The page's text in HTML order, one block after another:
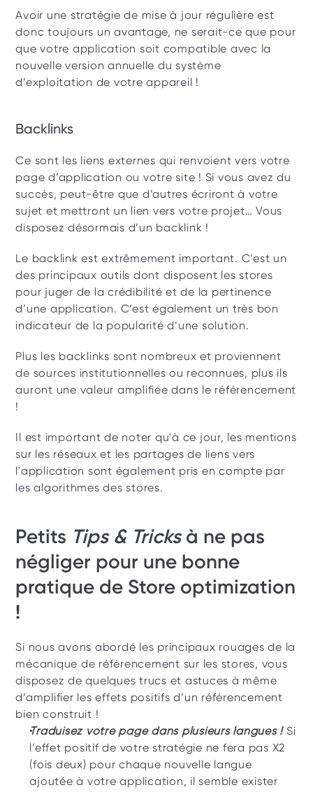
Avoir une stratégie de mise à jour régulière est
donc toujours un avantage, ne serait-ce que pour
que votre application soit compatible avec la
nouvelle version annuelle du système
d’exploitation de votre appareil !
Backlinks
Ce sont les liens externes qui renvoient vers votre
page d’application ou votre site ! Si vous avez du
succès, peut-être que d’autres écriront à votre
sujet et mettront un lien vers votre projet… Vous
disposez désormais d’un backlink !
Le backlink est extrêmement important. C’est un
des principaux outils dont disposent les stores
pour juger de la crédibilité et de la pertinence
d’une application. C’est également un très bon
indicateur de la popularité d’une solution.
Plus les backlinks sont nombreux et proviennent
de sources institutionnelles ou reconnues, plus ils
auront une valeur amplifiée dans le référencement
!
Il est important de noter qu'à ce jour, les mentions
sur les réseaux et les partages de liens vers
l'application sont également pris en compte par
les algorithmes des stores.
Petits Tips & Tricks à ne pas
négliger pour une bonne
pratique de Store optimization
!
Si nous avons abordé les principaux rouages de la
mécanique de référencement sur les stores, vous
disposez de quelques trucs et astuces à même
d’amplifier les effets positifs d’un référencement
bien construit !
Traduisez votre page dans plusieurs langues ! Si
l’effet positif de votre stratégie ne fera pas X2
(fois deux) pour chaque nouvelle langue
ajoutée à votre application, il semble exister